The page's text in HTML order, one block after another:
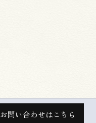
お問い合わせはこちら